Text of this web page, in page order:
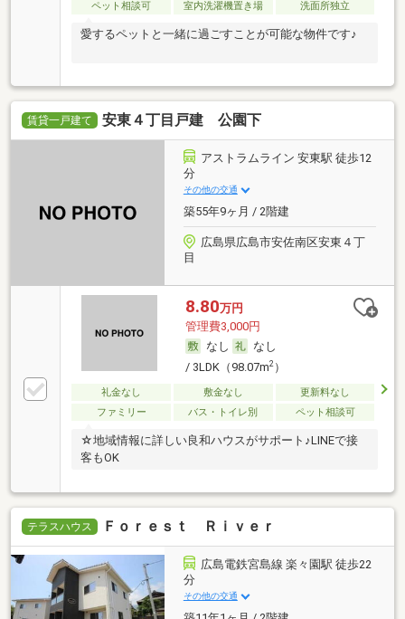
ペット相談可
室内洗濯機置き場 洗面所独立
愛するペットと一緒に過ごすことが可能な物件です♪
賃貸一戸建て 安東４丁目戸建 公園下
アストラムライン 安東駅 徒歩12
分
その他の交通
築55年9ヶ月 / 2階建
広島県広島市安佐南区安東４丁
目
8.80万円
管理費3,000円
なし
なし
/ 3LDK（98.07m2）
礼金なし 敷金なし
更新料なし
ファミリー
バス・トイレ別 ペット相談可
☆地域情報に詳しい良和ハウスがサポート♪LINEで接
客もOK
テラスハウス Ｆｏｒｅｓｔ Ｒｉｖｅｒ
広島電鉄宮島線 楽々園駅 徒歩22
分
その他の交通